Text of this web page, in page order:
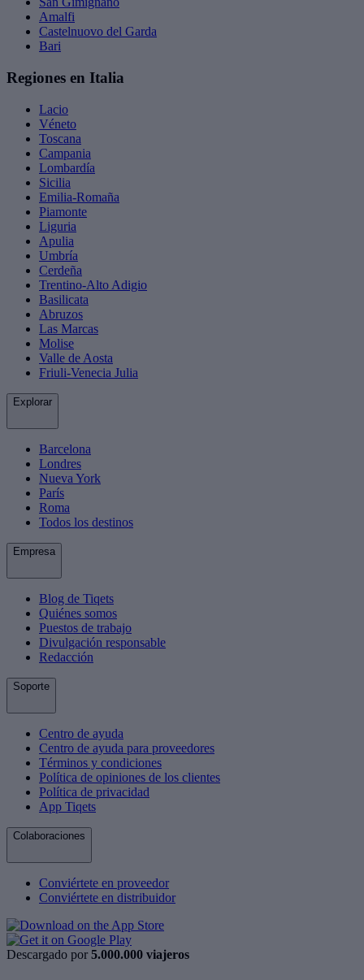
Amalfi
Castelnuovo del Garda
Bari
Regiones en Italia
Lacio
Véneto
Toscana
Campania
Lombardía
Sicilia
Emilia-Romaña
Piamonte
Liguria
Apulia
Umbría
Cerdeña
Trentino-Alto Adigio
Basilicata
Abruzos
Las Marcas
Molise
Valle de Aosta
Friuli-Venecia Julia
Explorar
Barcelona
Londres
Nueva York
París
Roma
Todos los destinos
Empresa
Blog de Tiqets
Quiénes somos
Puestos de trabajo
Divulgación responsable
Redacción
Soporte
Centro de ayuda
Centro de ayuda para proveedores
Términos y condiciones
Política de opiniones de los clientes
Política de privacidad
App Tiqets
Colaboraciones
Conviértete en proveedor
Conviértete en distribuidor
Descargado por 5.000.000 viajeros